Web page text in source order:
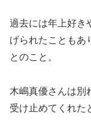
過去には年上好き
げられたこともあ
とのこと。
木嶋真優さんは別
受け止めてくれた